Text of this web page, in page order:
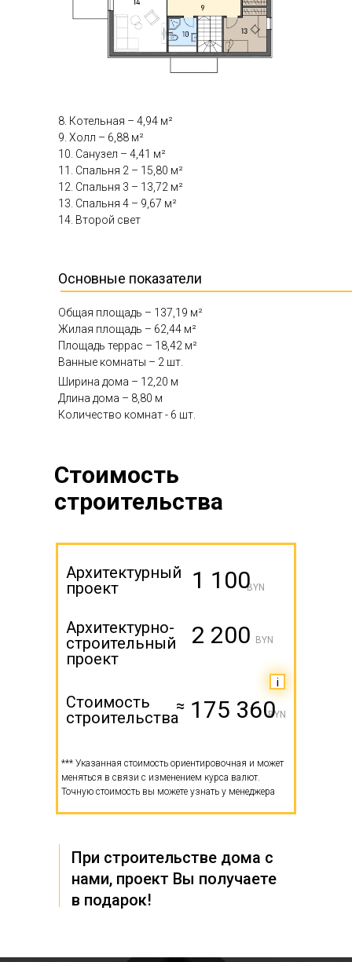
Общая площадь – 137,19 м²
Жилая площадь – 62,44 м²
Площадь террас – 18,42 м²
Ванные комнаты – 2 шт.
Ширина дома – 12,20 м
Длина дома – 8,80 м
Количество комнат - 6 шт.
8. Котельная – 4,94 м²
9. Холл – 6,88 м²
10. Санузел – 4,41 м²
11. Спальня 2 – 15,80 м²
12. Спальня 3 – 13,72 м²
13. Спальня 4 – 9,67 м²
14. Второй свет
Основные показатели
175 360
2 200
1 100BYN
Архитектурный
проект
BYN
Архитектурно-
строительный
проект
Стоимость
строительства
≈
Стоимость
строительства
При строительстве дома с
нами, проект Вы получаете
в подарок!
*** Указанная стоимость ориентировочная и может
меняться в связи с изменением курса валют.
Точную стоимость вы можете узнать у менеджера
BYN
i